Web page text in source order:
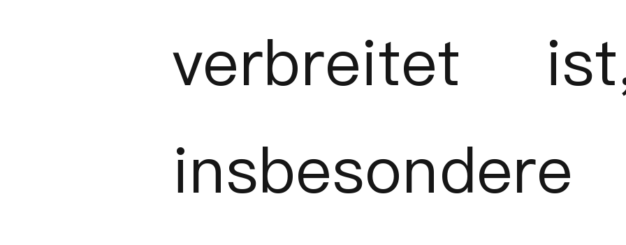
verbreitet
insbesondere